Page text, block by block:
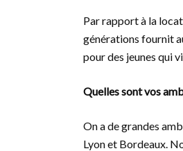
Par rapport à la
générations fournit
pour des jeunes qui
Quelles sont vos
On a de grandes
Lyon et Bordeaux.